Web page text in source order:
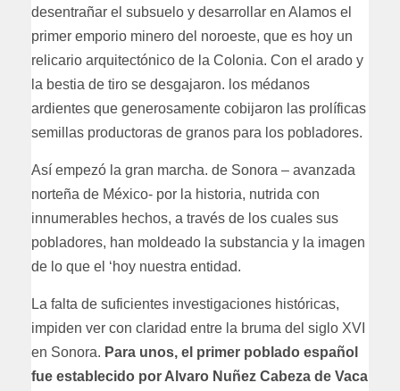
desentrañar el subsuelo y desarrollar en Alamos el
primer emporio minero del noroeste, que es hoy un
relicario arquitectónico de la Colonia. Con el arado y
la bestia de tiro se desgajaron. los médanos
ardientes que generosamente cobijaron las prolíficas
semillas productoras de granos para los pobladores.
Así empezó la gran marcha. de Sonora – avanzada
norteña de México- por la historia, nutrida con
innumerables hechos, a través de los cuales sus
pobladores, han moldeado la substancia y la imagen
de lo que el ‘hoy nuestra entidad.
La falta de suficientes investigaciones históricas,
impiden ver con claridad entre la bruma del siglo XVI
en Sonora. Para unos, el primer poblado español
fue establecido por Alvaro Nuñez Cabeza de Vaca